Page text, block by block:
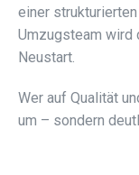
einer
Umzugsteam wird
Neustart.
Wer auf Qualität
um – sondern